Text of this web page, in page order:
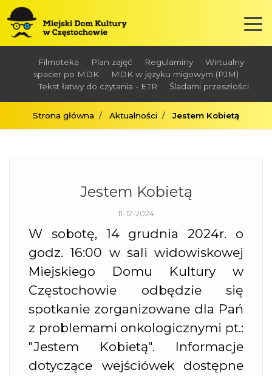
Filmoteka Plan zajęć Regulaminy
Wirtualny
spacer po MDK
MDK w języku migowym (PJM)
Tekst łatwy do czytania - ETR
Śladami przeszłości
Strona główna Aktualności Jestem Kobietą
Jestem Kobietą
11-12-2024
W sobotę, 14 grudnia 2024r. o
godz. 16:00 w sali widowiskowej
Miejskiego Domu Kultury w
Częstochowie odbędzie się
spotkanie zorganizowane dla Pań
z problemami onkologicznymi pt.:
"Jestem Kobietą". Informacje
dotyczące wejściówek dostępne